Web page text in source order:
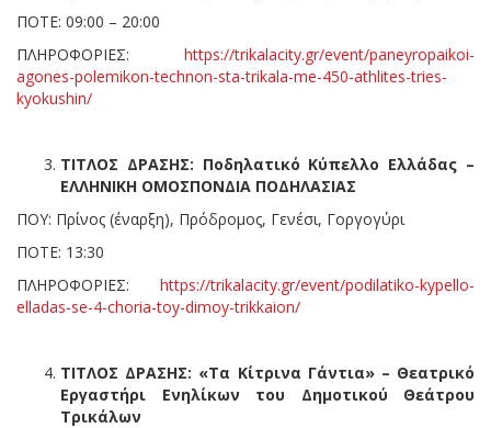
ΠΟΤΕ: 09:00 – 20:00
ΠΛΗΡΟΦΟΡΙΕΣ: https://trikalacity.gr/event/paneyropaikoi-
agones-polemikon-technon-sta-trikala-me-450-athlites-tries-
kyokushin/
ΤΙΤΛΟΣ ΔΡΑΣΗΣ: Ποδηλατικό Κύπελλο Ελλάδας –
ΕΛΛΗΝΙΚΗ ΟΜΟΣΠΟΝΔΙΑ ΠΟΔΗΛΑΣΙΑΣ
ΠΟΥ: Πρίνος (έναρξη), Πρόδρομος, Γενέσι, Γοργογύρι
ΠΟΤΕ: 13:30
ΠΛΗΡΟΦΟΡΙΕΣ: https://trikalacity.gr/event/podilatiko-kypello-
elladas-se-4-choria-toy-dimoy-trikkaion/
ΤΙΤΛΟΣ ΔΡΑΣΗΣ: «Τα Κίτρινα Γάντια» – Θεατρικό
Εργαστήρι Ενηλίκων του Δημοτικού Θεάτρου
Τρικάλων